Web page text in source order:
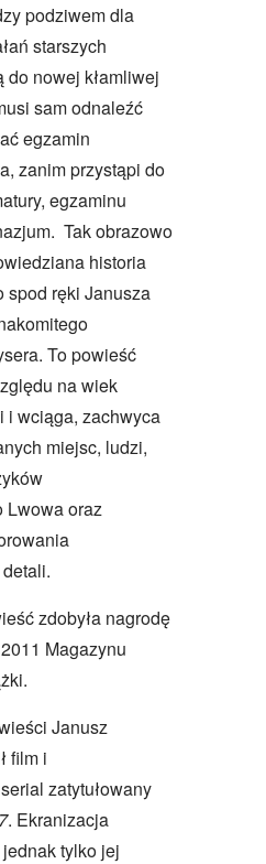
podziwem dla
starszych
do nowej kłamliwej
sam odnaleźć
egzamin
zanim przystąpi do
egzaminu
Tak obrazowo
historia
spod ręki Janusza
To powieść
na wiek
i wciąga, zachwyca
miejsc, ludzi,
Lwowa oraz
zdobyła nagrodę
Magazynu
Janusz
film i
zatytułowany
. Ekranizacja
tylko jej